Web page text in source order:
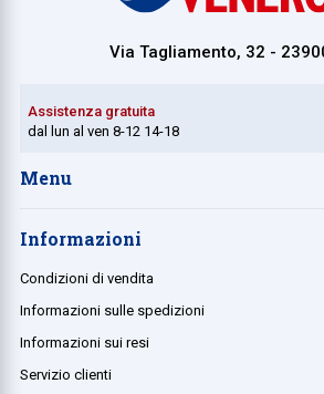
Via Tagliamento, 32 -
Assistenza gratuita
dal lun al ven 8-12 14-18
Menu
Informazioni
Condizioni di vendita
Informazioni sulle spedizioni
Informazioni sui resi
Servizio clienti